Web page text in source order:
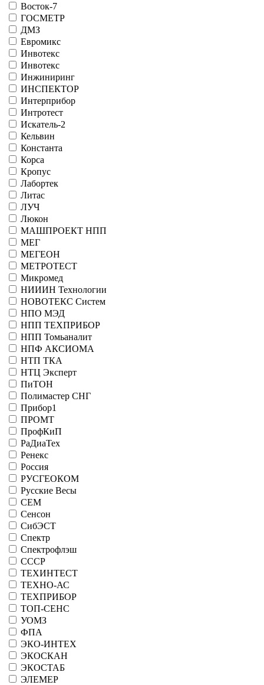
Восток-7
ГОСМЕТР
ДМЗ
Евромикс
Инвотекс
Инвотекс
Инжиниринг
ИНСПЕКТОР
Интерприбор
Интротест
Искатель-2
Кельвин
Константа
Корса
Кропус
Лабортек
Литас
ЛУЧ
Люкон
МАШПРОЕКТ НПП
МЕГ
МЕГЕОН
МЕТРОТЕСТ
Микромед
НИИИН Технологии
НОВОТЕКС Систем
НПО МЭД
НПП ТЕХПРИБОР
НПП Томьаналит
НПФ АКСИОМА
НТП ТКА
НТЦ Эксперт
ПиТОН
Полимастер СНГ
Прибор1
ПРОМТ
ПрофКиП
РаДиаТех
Ренекс
Россия
РУСГЕОКОМ
Русские Весы
СЕМ
Сенсон
СибЭСТ
Спектр
Спектрофлэш
СССР
ТЕХИНТЕСТ
ТЕХНО-АС
ТЕХПРИБОР
ТОП-СЕНС
УОМЗ
ФПА
ЭКО-ИНТЕХ
ЭКОСКАН
ЭКОСТАБ
ЭЛЕМЕР